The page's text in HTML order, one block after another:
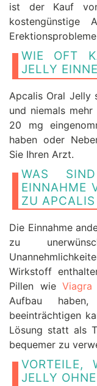
ist der Kauf
kostengünstige
WIE OFT
JELLY
Apcalis Oral Jelly
und niemals
20 mg
haben oder
Sie Ihren Arzt.
WAS
EINNAHME
ZU
Die Einnahme
zu
Wirkstoff
Pillen wieViagra
Aufbau
beeinträchtigen
Lösung statt als
bequemer zu
VORTEILE,
JELLY